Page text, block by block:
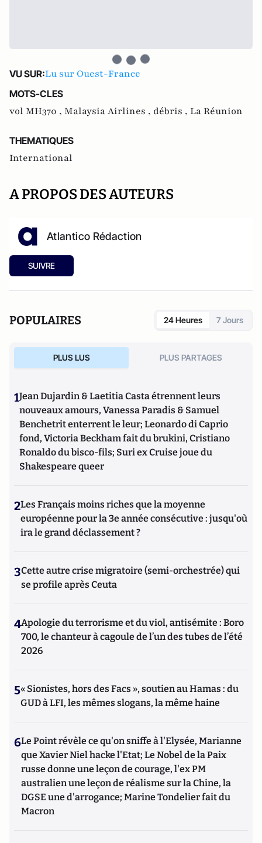
VU SUR:Lu sur Ouest-France
MOTS-CLES
vol MH370 , Malaysia Airlines , débris , La Réunion
THEMATIQUES
International
A PROPOS DES AUTEURS
Atlantico Rédaction
SUIVRE
POPULAIRES 24 Heures 7 Jours
PLUS LUS PLUS PARTAGES
1Jean Dujardin & Laetitia Casta étrennent leurs
nouveaux amours, Vanessa Paradis & Samuel
Benchetrit enterrent le leur; Leonardo di Caprio
fond, Victoria Beckham fait du brukini, Cristiano
Ronaldo du bisco-fils; Suri ex Cruise joue du
Shakespeare queer
2Les Français moins riches que la moyenne
européenne pour la 3e année consécutive : jusqu'où
ira le grand déclassement ?
3Cette autre crise migratoire (semi-orchestrée) qui
se profile après Ceuta
4Apologie du terrorisme et du viol, antisémite : Boro
700, le chanteur à cagoule de l’un des tubes de l’été
2026
5« Sionistes, hors des Facs », soutien au Hamas : du
GUD à LFI, les mêmes slogans, la même haine
6Le Point révèle ce qu'on sniffe à l'Elysée, Marianne
que Xavier Niel hacke l'Etat; Le Nobel de la Paix
russe donne une leçon de courage, l'ex PM
australien une leçon de réalisme sur la Chine, la
DGSE une d'arrogance; Marine Tondelier fait du
Macron